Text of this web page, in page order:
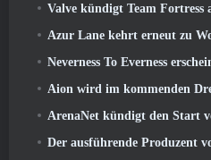
Valve kündigt Team Fortress an 2
Azur Lane kehrt erneut zu
Neverness To Everness
Aion wird im kommenden Dread Blade-
ArenaNet kündigt den Start von
Der ausführende Produzent von STO, Thomas Marrone, und der Creative Director von